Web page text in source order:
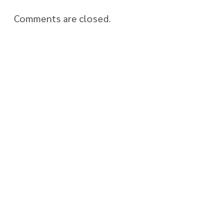
Comments are closed.